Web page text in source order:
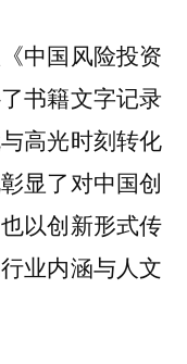
中国风险投资
书籍文字记录
高光时刻转化
显了对中国创
以创新形式传
业内涵与人文